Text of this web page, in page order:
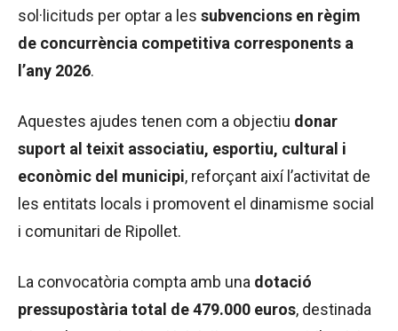
sol·licituds per optar a les subvencions en règim
de concurrència competitiva corresponents a
l’any 2026.
Aquestes ajudes tenen com a objectiu donar
suport al teixit associatiu, esportiu, cultural i
econòmic del municipi, reforçant així l’activitat de
les entitats locals i promovent el dinamisme social
i comunitari de Ripollet.
La convocatòria compta amb una dotació
pressupostària total de 479.000 euros, destinada